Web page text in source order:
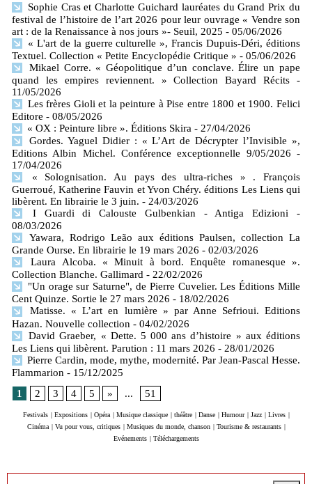
Sophie Cras et Charlotte Guichard lauréates du Grand Prix du
festival de l’histoire de l’art 2026 pour leur ouvrage « Vendre son
art : de la Renaissance à nos jours »- Seuil, 2025 - 05/06/2026
« L'art de la guerre culturelle », Francis Dupuis-Déri, éditions
Textuel. Collection « Petite Encyclopédie Critique » - 05/06/2026
Mikael Corre. « Géopolitique d’un conclave. Élire un pape
quand les empires reviennent. » Collection Bayard Récits
-
11/05/2026
Les frères Gioli et la peinture à Pise entre 1800 et 1900. Felici
Editore - 08/05/2026
« OX : Peinture libre ». Éditions Skira - 27/04/2026
Gordes. Yaguel Didier : « L’Art de Décrypter l’Invisible »,
Editions Albin Michel. Conférence exceptionnelle 9/05/2026 -
17/04/2026
« Solognisation. Au pays des ultra-riches » . François
Guerroué, Katherine Fauvin et Yvon Chéry. éditions Les Liens qui
libèrent. En librairie le 3 juin. - 24/03/2026
I Guardi di Calouste Gulbenkian - Antiga Edizioni
-
08/03/2026
Yawara, Rodrigo Leão aux éditions Paulsen, collection La
Grande Ourse. En librairie le 19 mars 2026 - 02/03/2026
Laura Alcoba. « Minuit à bord. Enquête romanesque ».
Collection Blanche. Gallimard - 22/02/2026
"Un orage sur Saturne", de Pierre Cuvelier. Les Éditions Mille
Cent Quinze. Sortie le 27 mars 2026 - 18/02/2026
Matisse. « L’art en lumière » par Anne Sefrioui. Editions
Hazan. Nouvelle collection - 04/02/2026
David Graeber, « Dette. 5 000 ans d’histoire » aux éditions
Les Liens qui libèrent. Parution : 11 mars 2026 - 28/01/2026
Pierre Cardin, mode, mythe, modernité. Par Jean-Pascal Hesse.
Flammarion - 15/12/2025
1
2 3 4 5 » ... 51
Festivals | Expositions | Opéra | Musique classique | théâtre | Danse | Humour | Jazz | Livres |
Cinéma | Vu pour vous, critiques | Musiques du monde, chanson | Tourisme & restaurants |
Evénements | Téléchargements